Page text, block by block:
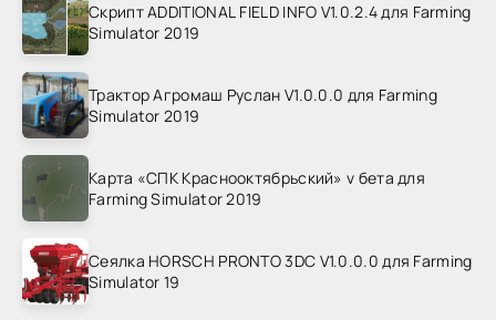
Скрипт ADDITIONAL FIELD INFO V1.0.2.4 для Farming
Simulator 2019
Трактор Агромаш Руслан V1.0.0.0 для Farming
Simulator 2019
Карта «СПК Краснооктябрьский» v бета для
Farming Simulator 2019
Сеялка HORSCH PRONTO 3DC V1.0.0.0 для Farming
Simulator 19